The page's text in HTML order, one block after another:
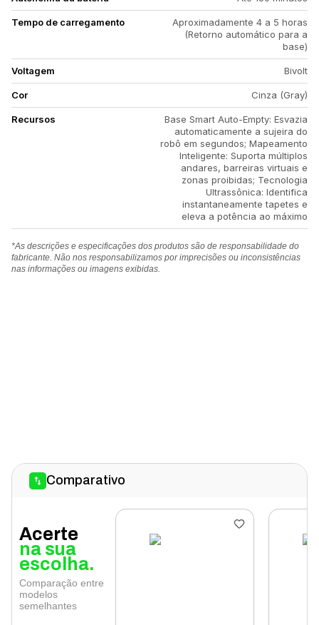
Tempo de carregamento
Aproximadamente 4 a 5 horas
(Retorno automático para a
base)
Voltagem Bivolt
Cor Cinza (Gray)
Recursos
Base Smart Auto-Empty: Esvazia
automaticamente a sujeira do
robô em segundos; Mapeamento
Inteligente: Suporta múltiplos
andares, barreiras virtuais e
zonas proibidas; Tecnologia
Ultrassônica: Identifica
instantaneamente tapetes e
eleva a potência ao máximo
*As descrições e especificações dos produtos são de responsabilidade do
fabricante. Não nos responsabilizamos por imprecisões ou inconsistências
nas informações ou imagens exibidas.
Comparativo
Acerte
na sua
escolha.
Comparação entre
modelos
semelhantes